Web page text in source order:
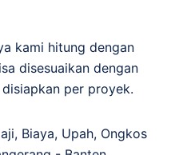
kami hitung dengan
disesuaikan dengan
per proyek.
, Biaya, Upah, Ongkos